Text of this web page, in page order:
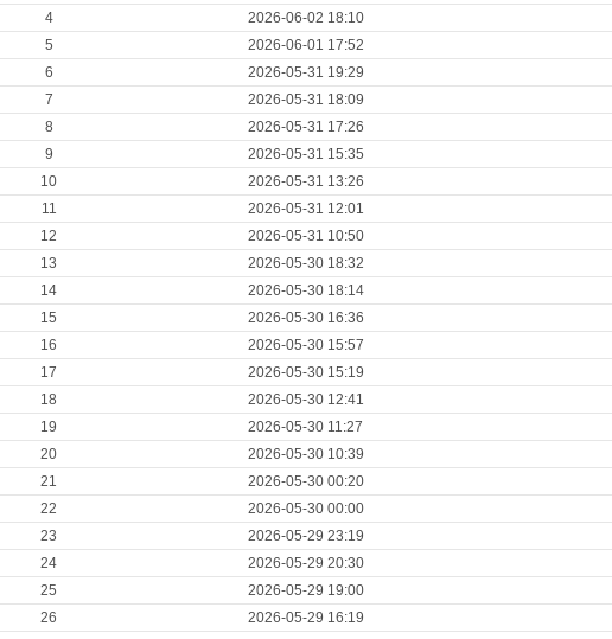
4
2026-06-02 18:10
5
2026-06-01 17:52
6
2026-05-31 19:29
7
2026-05-31 18:09
8
2026-05-31 17:26
9
2026-05-31 15:35
10
2026-05-31 13:26
11
2026-05-31 12:01
12
2026-05-31 10:50
13
2026-05-30 18:32
14
2026-05-30 18:14
15
2026-05-30 16:36
16
2026-05-30 15:57
17
2026-05-30 15:19
18
2026-05-30 12:41
19
2026-05-30 11:27
20
2026-05-30 10:39
21
2026-05-30 00:20
22
2026-05-30 00:00
23
2026-05-29 23:19
24
2026-05-29 20:30
25
2026-05-29 19:00
26
2026-05-29 16:19